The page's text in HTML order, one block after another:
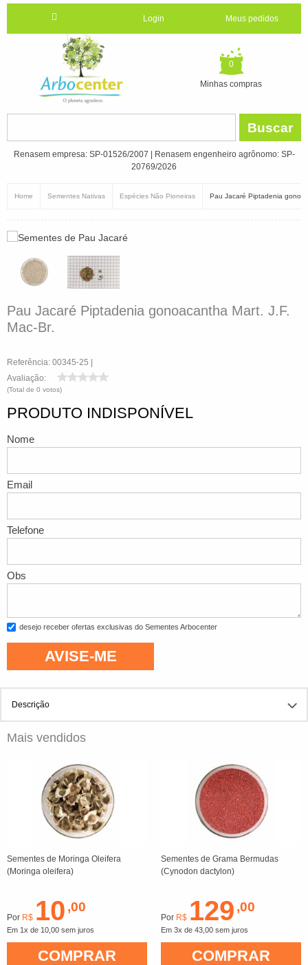
Login Meus pedidos
0
Minhas compras
Buscar
Renasem empresa: SP-01526/2007 | Renasem engenheiro agrônomo: SP-
20769/2026
Home Sementes Nativas Espécies Não Pioneiras Pau Jacaré Piptadenia
Pau Jacaré Piptadenia gonoacantha Mart. J.F.
Mac-Br.
Referência: 00345-25 |
Avaliação:
(Total de 0 votos)
PRODUTO INDISPONÍVEL
Nome
Email
Telefone
Obs
desejo receber ofertas exclusivas do Sementes Arbocenter
AVISE-ME
Descrição
Mais vendidos
Sementes de Moringa Oleifera
(Moringa oleifera)
Por R$ 10 ,00
Em 1x de 10,00 sem juros
COMPRAR
Sementes de Grama Bermudas
(Cynodon dactylon)
Por R$ 129 ,00
Em 3x de 43,00 sem juros
COMPRAR